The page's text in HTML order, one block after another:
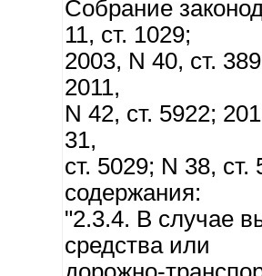
Собрание
11, ст. 1029;
2003, N 40, ст.
2011,
N 42, ст. 5922;
31,
ст. 5029; N 38,
содержания:
"2.3.4. В случае
средства или